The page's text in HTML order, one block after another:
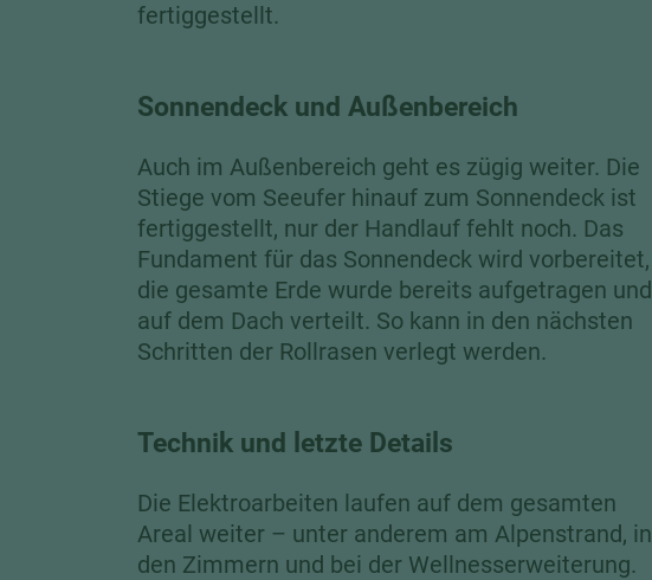
fertiggestellt.
Sonnendeck und Außenbereich
Auch im Außenbereich geht es zügig weiter. Die
Stiege vom Seeufer hinauf zum Sonnendeck ist
fertiggestellt, nur der Handlauf fehlt noch. Das
Fundament für das Sonnendeck wird vorbereitet,
die gesamte Erde wurde bereits aufgetragen und
auf dem Dach verteilt. So kann in den nächsten
Schritten der Rollrasen verlegt werden.
Technik und letzte Details
Die Elektroarbeiten laufen auf dem gesamten
Areal weiter – unter anderem am Alpenstrand, in
den Zimmern und bei der Wellnesserweiterung.